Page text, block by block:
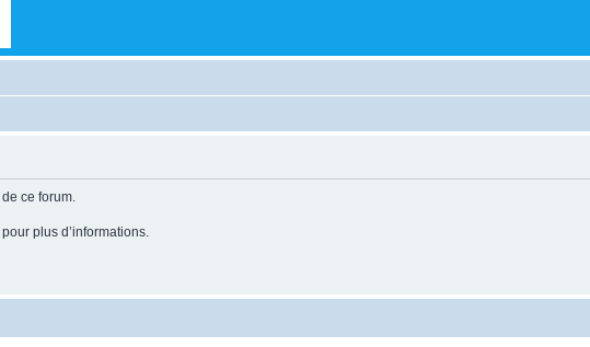
de ce forum.
pour plus d’informations.